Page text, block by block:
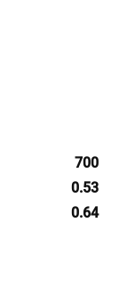
700
0.53
0.64